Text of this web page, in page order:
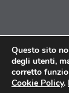
© Ordine
di Parma –
Questo sito
degli utenti,
corretto
Cookie Policy.